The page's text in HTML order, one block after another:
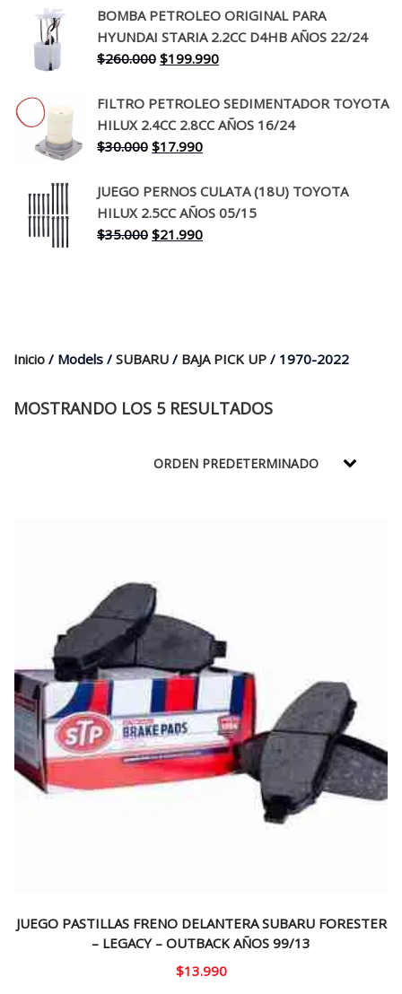
original
era:
$650.000.
actual
es:
$519.990.
BOMBA PETROLEO ORIGINAL PARA
HYUNDAI STARIA 2.2CC D4HB AÑOS 22/24
$260.000 El
original
era:
$260.000.
$199.990El
actual
es:
FILTRO PETROLEO SEDIMENTADOR TOYOTA
HILUX 2.4CC 2.8CC AÑOS 16/24
$30.000 El
original
era:
$30.000.
$17.990El
actual
es:
$17.990.
JUEGO PERNOS CULATA (18U) TOYOTA
HILUX 2.5CC AÑOS 05/15
$35.000 El
$21.990El
Inicio / Models / SUBARU / BAJA PICK UP / 1970-2022
MOSTRANDO LOS 5 RESULTADOS
JUEGO PASTILLAS FRENO DELANTERA SUBARU FORESTER
– LEGACY – OUTBACK AÑOS 99/13
$13.990